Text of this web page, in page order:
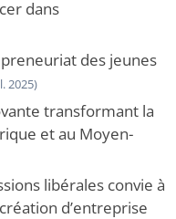
dans
des jeunes
2025)
transformant la
et au Moyen-
libérales convie à
d’entreprise